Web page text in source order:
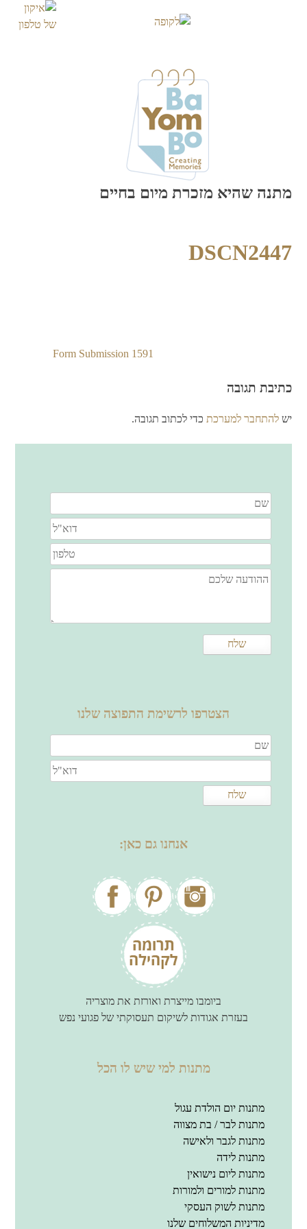
מתנה שהיא מזכרת מיום בחיים
DSCN2447
Form Submission 1591
כתיבת תגובה
ישלהתחבר למערכת כדי לכתוב תגובה.
הצטרפו לרשימת התפוצה שלנו
אנחנו גם כאן:
ביומבו מייצרת ואורזת את מוצריה
בעזרת אגודות לשיקום תעסוקתי של פגועי נפש
מתנות למי שיש לו הכל
מתנות יום הולדת עגול
מתנות לבר / בת מצווה
מתנות לגבר ולאישה
מתנות לידה
מתנות ליום נישואין
מתנות למורים ולמורות
מתנות לשוק העסקי
מדיניות המשלוחים שלנו